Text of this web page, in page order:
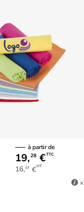
à partir de
16,07 €HT
19,28 €TTC